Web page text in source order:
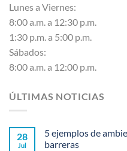
Lunes a Viernes:
8:00 a.m. a 12:30 p.m.
1:30 p.m. a 5:00 p.m.
Sábados:
8:00 a.m. a 12:00 p.m.
ÚLTIMAS NOTICIAS
28
Jul
5 ejemplos de
barreras